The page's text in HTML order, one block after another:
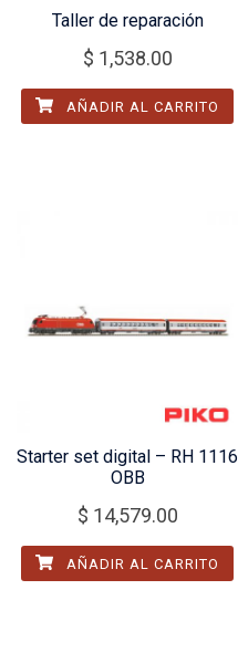
Taller de reparación
$ 1,538.00
AÑADIR AL CARRITO
Starter set digital – RH 1116
OBB
$ 14,579.00
AÑADIR AL CARRITO